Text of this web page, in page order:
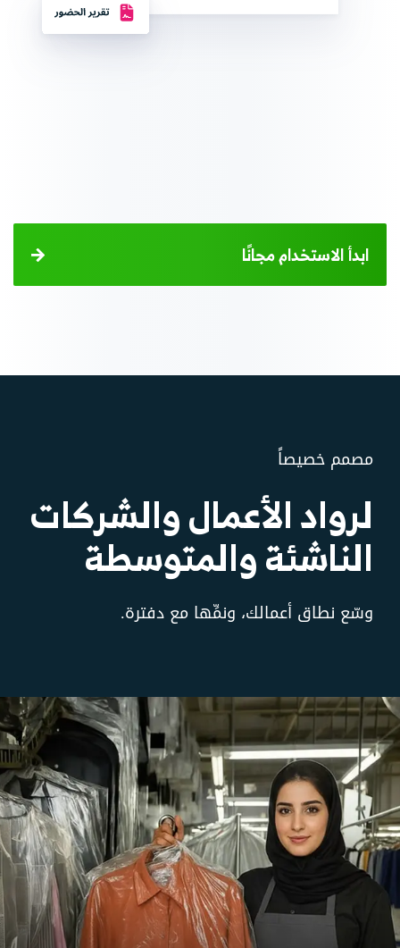
ابدأ الاستخدام مجانًا
مصمم خصيصاً
لرواد الأعمال والشركات
الناشئة والمتوسطة
وسّع نطاق أعمالك، ونمِّها مع دفترة.